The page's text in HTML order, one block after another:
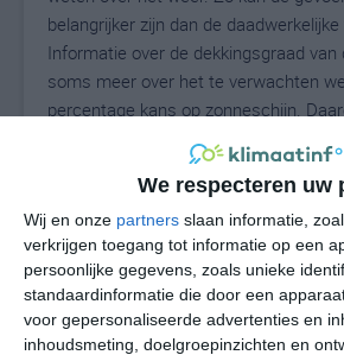
We respecteren uw
Wij en onze partners slaan informatie,
verkrijgen toegang tot informatie op een
persoonlijke gegevens, zoals unieke
standaardinformatie die door een
voor gepersonaliseerde advertenties en
inhoudsmeting, doelgroepinzichten en
belangrijker zijn dan de
Informatie over de dekkingsgraad van
soms meer over het te verwachten
percentage kans op zonneschijn.
uitgebreide weersvoorspelling voor
23°C